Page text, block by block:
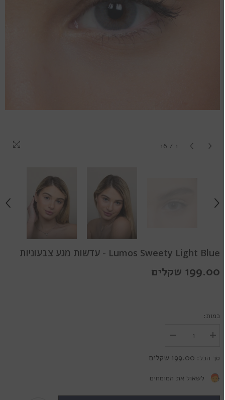
1
/
16
Lumos Sweety Light Blue - עדשות מגע צבעוניות
199.00 שקלים
כמות:
הכמות
עבור
Sweety
הגדל
עבור
Sweety
Light
סך הכל: 199.00 שקלים
לשאול את המומחים